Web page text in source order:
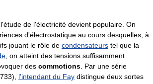
, l'étude de l'électricité devient populaire. On
d'électrostatique au cours desquelles, à
jouant le rôle de condensateurs tel que la
, on atteint des tensions suffisamment
des commotions . Par une série
l'intendant du Fay distingue deux sortes